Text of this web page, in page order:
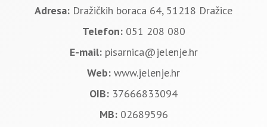
Adresa: Dražičkih boraca 64, 51218 Dražice
Telefon: 051 208 080
E-mail: pisarnica@jelenje.hr
Web: www.jelenje.hr
OIB: 37666833094
MB: 02689596